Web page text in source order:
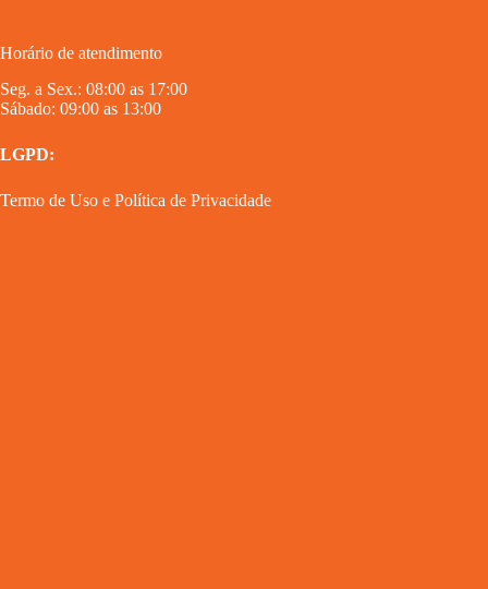
Horário de atendimento
Seg. a Sex.: 08:00 as 17:00
Sábado: 09:00 as 13:00
LGPD:
Termo de Uso e Política de Privacidade